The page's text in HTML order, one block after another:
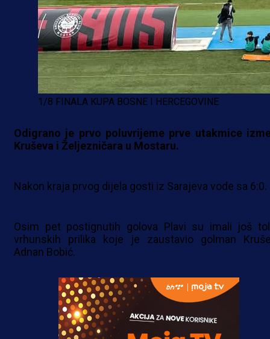
1/8 FINALA KUPA BOSNE I HERCEGOVINE
Odigrano je prvo poluvrijeme prve utakmice
Kruševa i Željezničara u Mostaru.
Nakon kraja prvog dijela gosti iz Sarajeva vode sa 6:0.
Osim pet postignutih golova Plavi su imali još
vrhunskih prilika koje je zaustavio golman
Adnan Bobić.